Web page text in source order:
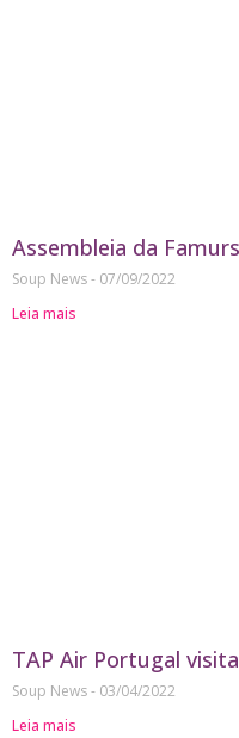
Assembleia da Famurs
Soup News
07/09/2022
Leia mais
TAP Air Portugal
Soup News
03/04/2022
Leia mais